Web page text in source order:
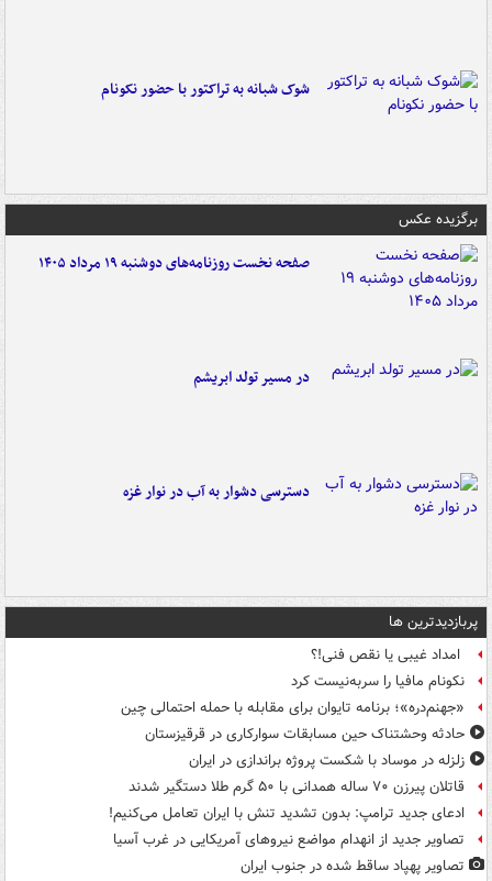
شوک شبانه به تراکتور با حضور نکونام
برگزیده عکس
صفحه نخست روزنامه‌های دوشنبه ۱۹ مرداد ۱۴۰۵
در مسیر تولد ابریشم
دسترسی دشوار به آب در نوار غزه
پربازدیدترین ها
امداد غیبی یا نقص فنی!؟
نکونام مافیا را سربه‌نیست کرد
«جهنم‌دره»؛ برنامه تایوان برای مقابله با حمله احتمالی چین
حادثه وحشتناک حین مسابقات سوارکاری در قرقیزستان
زلزله در موساد با شکست پروژه براندازی در ایران
قاتلان پیرزن ۷۰ ساله همدانی با ۵۰ گرم طلا دستگیر شدند
ادعای جدید ترامپ: بدون تشدید تنش با ایران تعامل می‌کنیم!
تصاویر جدید از انهدام مواضع نیروهای آمریکایی در غرب آسیا
تصاویر پهپاد ساقط شده در جنوب ایران